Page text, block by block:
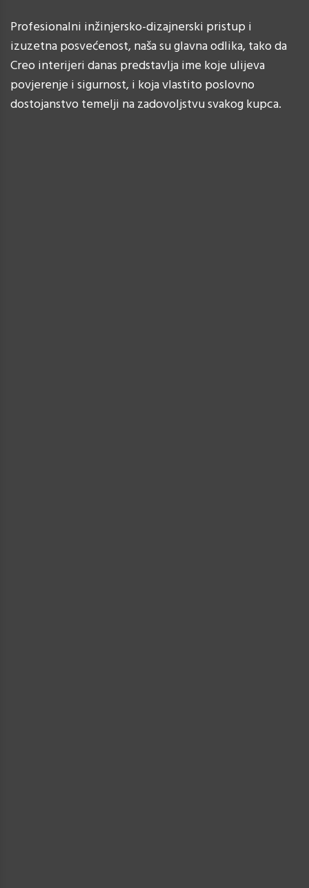
Profesionalni inžinjersko-dizajnerski pristup i
izuzetna posvećenost, naša su glavna odlika, tako da
Creo interijeri danas predstavlja ime koje ulijeva
povjerenje i sigurnost, i koja vlastito poslovno
dostojanstvo temelji na zadovoljstvu svakog kupca.